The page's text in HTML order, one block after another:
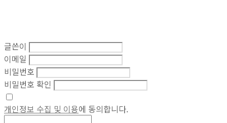
글쓴이
이메일
비밀번호
비밀번호 확인
개인정보 수집 및 이용에 동의합니다.